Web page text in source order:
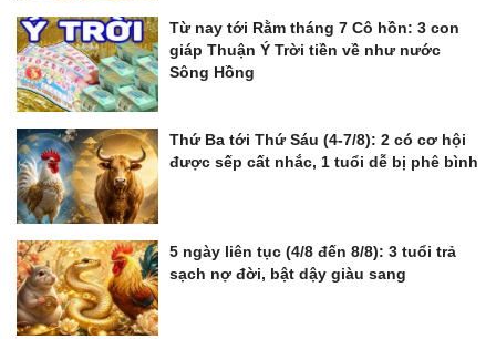
Từ nay tới Rằm tháng 7 Cô hồn: 3 con
giáp Thuận Ý Trời tiền về như nước
Sông Hồng
Thứ Ba tới Thứ Sáu (4-7/8): 2 có cơ hội
được sếp cất nhắc, 1 tuổi dễ bị phê bình
5 ngày liên tục (4/8 đến 8/8): 3 tuổi trả
sạch nợ đời, bật dậy giàu sang